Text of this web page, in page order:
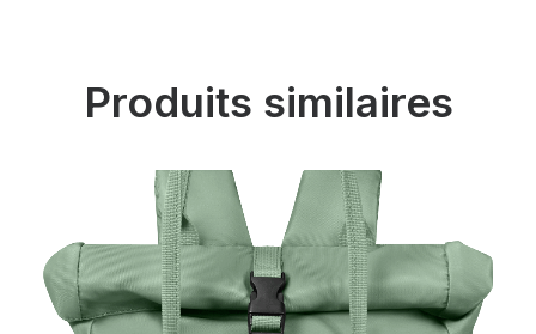
Produits similaires